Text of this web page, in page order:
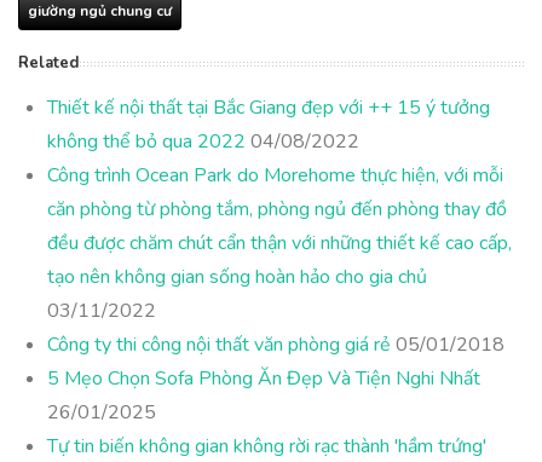
giường ngủ chung cư
Related
Thiết kế nội thất tại Bắc Giang đẹp với ++ 15 ý tưởng
không thể bỏ qua 2022 04/08/2022
Công trình Ocean Park do Morehome thực hiện, với mỗi
căn phòng từ phòng tắm, phòng ngủ đến phòng thay đồ
đều được chăm chút cẩn thận với những thiết kế cao cấp,
tạo nên không gian sống hoàn hảo cho gia chủ
03/11/2022
Công ty thi công nội thất văn phòng giá rẻ 05/01/2018
5 Mẹo Chọn Sofa Phòng Ăn Đẹp Và Tiện Nghi Nhất
26/01/2025
Tự tin biến không gian không rời rạc thành 'hầm trứng'